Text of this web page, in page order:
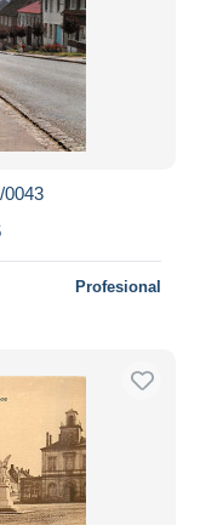
Profesional